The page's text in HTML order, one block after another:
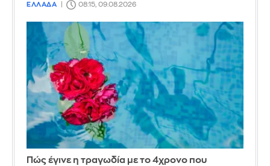
ΕΛΛΑΔΑ 08:15, 09.08.2026
Πώς έγινε η τραγωδία με το 4χρονο που